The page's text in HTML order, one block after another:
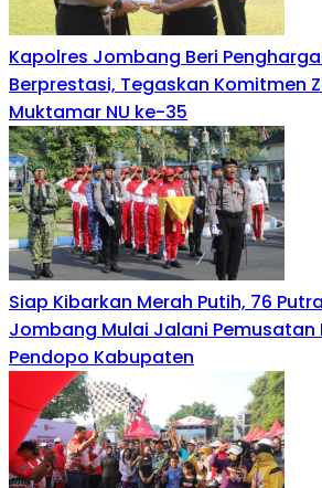
Kapolres Jombang Beri
Berprestasi, Tegaskan Komitmen
Muktamar NU ke-35
Siap Kibarkan Merah Putih, 76
Jombang Mulai Jalani Pemusatan
Pendopo Kabupaten